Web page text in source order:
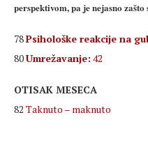
perspektivom, pa je nejasno
78Psihološke reakcije na
80Umrežavanje: 42
OTISAK MESECA
82 Taknuto – maknuto